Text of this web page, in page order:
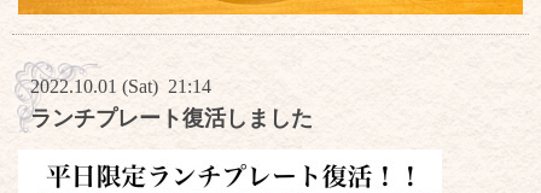
2022.10.01 (Sat) 21:14
ランチプレート復活しました